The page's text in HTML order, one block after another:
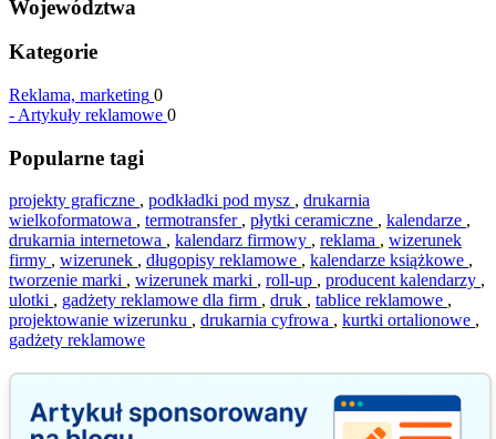
Województwa
Kategorie
Reklama, marketing 0
- Artykuły reklamowe 0
Popularne tagi
projekty graficzne , podkładki pod mysz , drukarnia
wielkoformatowa , termotransfer , płytki ceramiczne , kalendarze ,
drukarnia internetowa , kalendarz firmowy , reklama , wizerunek
firmy , wizerunek , długopisy reklamowe , kalendarze książkowe ,
tworzenie marki , wizerunek marki , roll-up , producent kalendarzy ,
ulotki , gadżety reklamowe dla firm , druk , tablice reklamowe ,
projektowanie wizerunku , drukarnia cyfrowa , kurtki ortalionowe ,
gadżety reklamowe